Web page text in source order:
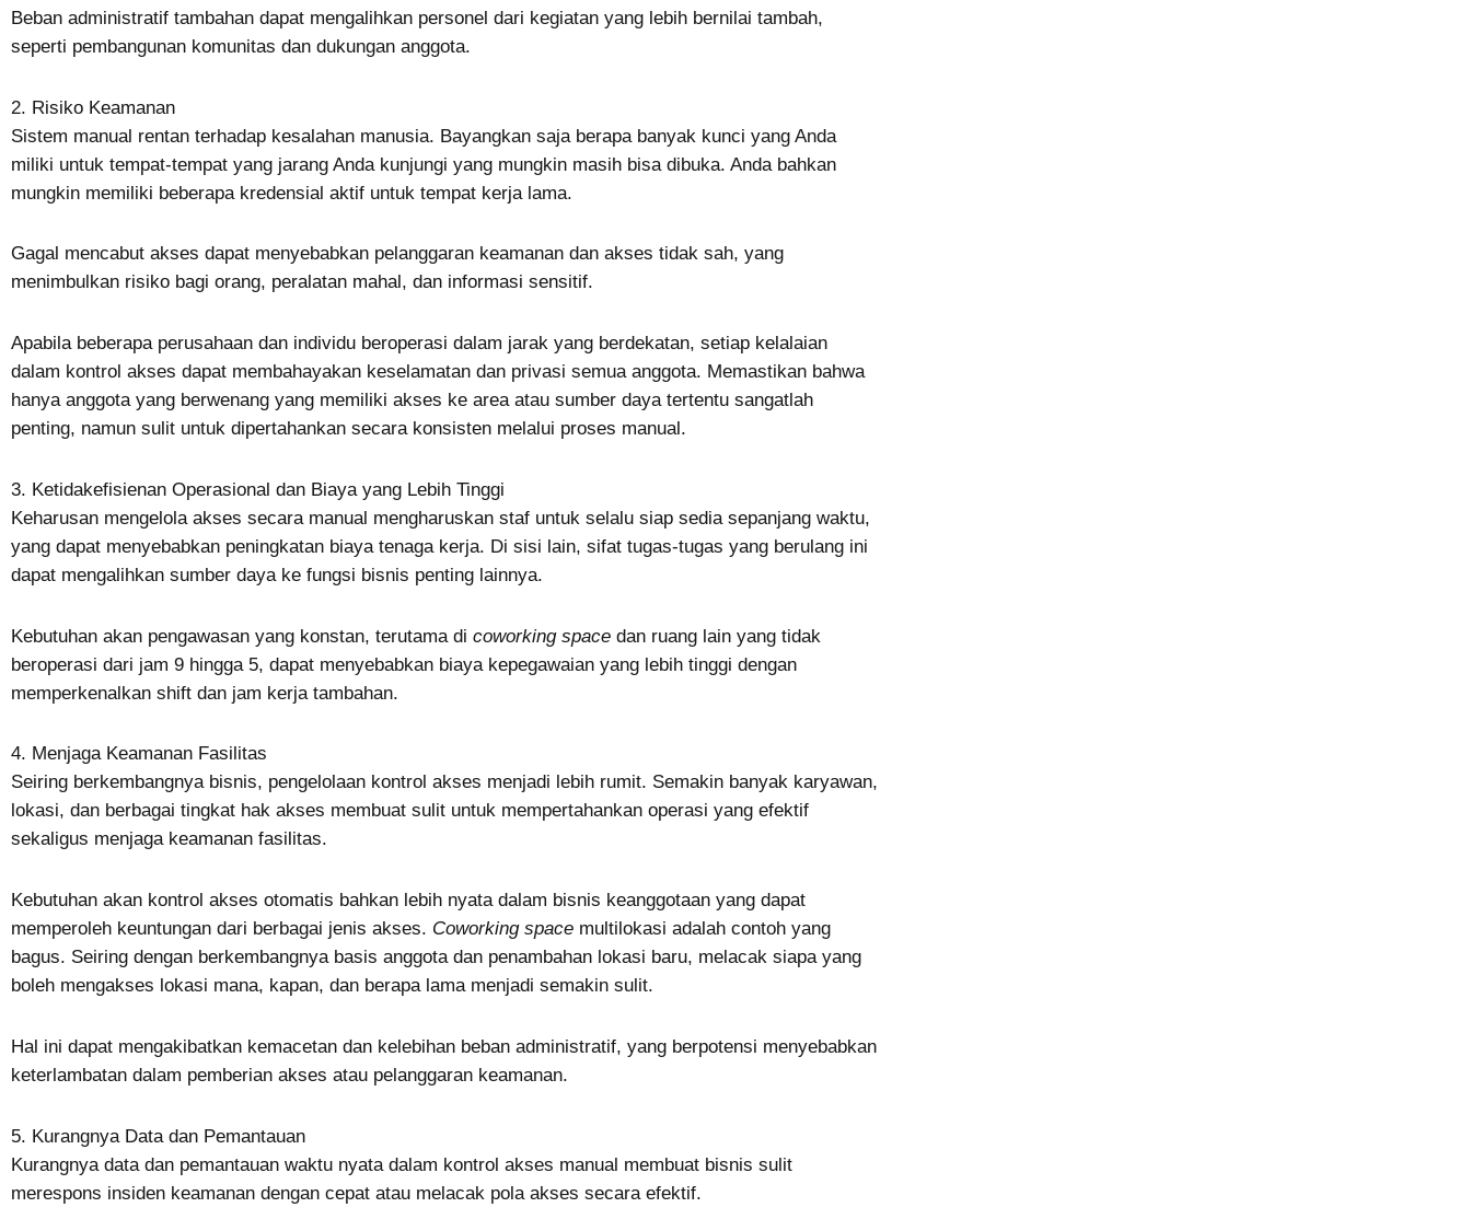
Beban administratif tambahan dapat mengalihkan personel dari kegiatan yang lebih bernilai tambah,
seperti pembangunan komunitas dan dukungan anggota.
2. Risiko Keamanan
Sistem manual rentan terhadap kesalahan manusia. Bayangkan saja berapa banyak kunci yang Anda
miliki untuk tempat-tempat yang jarang Anda kunjungi yang mungkin masih bisa dibuka. Anda bahkan
mungkin memiliki beberapa kredensial aktif untuk tempat kerja lama.
Gagal mencabut akses dapat menyebabkan pelanggaran keamanan dan akses tidak sah, yang
menimbulkan risiko bagi orang, peralatan mahal, dan informasi sensitif.
Apabila beberapa perusahaan dan individu beroperasi dalam jarak yang berdekatan, setiap kelalaian
dalam kontrol akses dapat membahayakan keselamatan dan privasi semua anggota. Memastikan bahwa
hanya anggota yang berwenang yang memiliki akses ke area atau sumber daya tertentu sangatlah
penting, namun sulit untuk dipertahankan secara konsisten melalui proses manual.
3. Ketidakefisienan Operasional dan Biaya yang Lebih Tinggi
Keharusan mengelola akses secara manual mengharuskan staf untuk selalu siap sedia sepanjang waktu,
yang dapat menyebabkan peningkatan biaya tenaga kerja. Di sisi lain, sifat tugas-tugas yang berulang ini
dapat mengalihkan sumber daya ke fungsi bisnis penting lainnya.
Kebutuhan akan pengawasan yang konstan, terutama di coworking space dan ruang lain yang tidak
beroperasi dari jam 9 hingga 5, dapat menyebabkan biaya kepegawaian yang lebih tinggi dengan
memperkenalkan shift dan jam kerja tambahan.
4. Menjaga Keamanan Fasilitas
Seiring berkembangnya bisnis, pengelolaan kontrol akses menjadi lebih rumit. Semakin banyak karyawan,
lokasi, dan berbagai tingkat hak akses membuat sulit untuk mempertahankan operasi yang efektif
sekaligus menjaga keamanan fasilitas.
Kebutuhan akan kontrol akses otomatis bahkan lebih nyata dalam bisnis keanggotaan yang dapat
memperoleh keuntungan dari berbagai jenis akses. Coworking space multilokasi adalah contoh yang
bagus. Seiring dengan berkembangnya basis anggota dan penambahan lokasi baru, melacak siapa yang
boleh mengakses lokasi mana, kapan, dan berapa lama menjadi semakin sulit.
Hal ini dapat mengakibatkan kemacetan dan kelebihan beban administratif, yang berpotensi menyebabkan
keterlambatan dalam pemberian akses atau pelanggaran keamanan.
5. Kurangnya Data dan Pemantauan
Kurangnya data dan pemantauan waktu nyata dalam kontrol akses manual membuat bisnis sulit
merespons insiden keamanan dengan cepat atau melacak pola akses secara efektif.